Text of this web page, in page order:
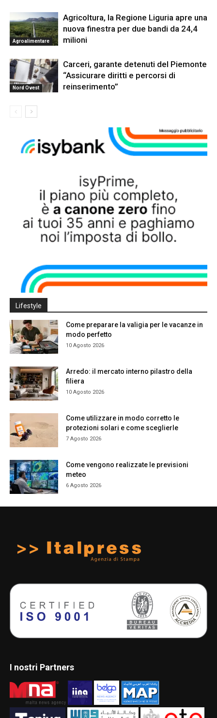
Agroalimentare
Agricoltura, la Regione Liguria apre una
nuova finestra per due bandi da 24,4
milioni
Nord Ovest
Carceri, garante detenuti del Piemonte
“Assicurare diritti e percorsi di
reinserimento”
Lifestyle
Come preparare la valigia per le vacanze in
modo perfetto
10 Agosto 2026
Arredo: il mercato interno pilastro della
filiera
10 Agosto 2026
Come utilizzare in modo corretto le
protezioni solari e come sceglierle
7 Agosto 2026
Come vengono realizzate le previsioni
meteo
6 Agosto 2026
I nostri Partners